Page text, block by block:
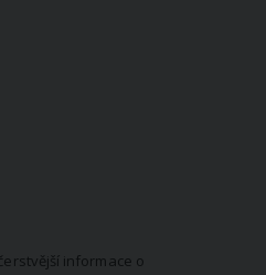
informace o